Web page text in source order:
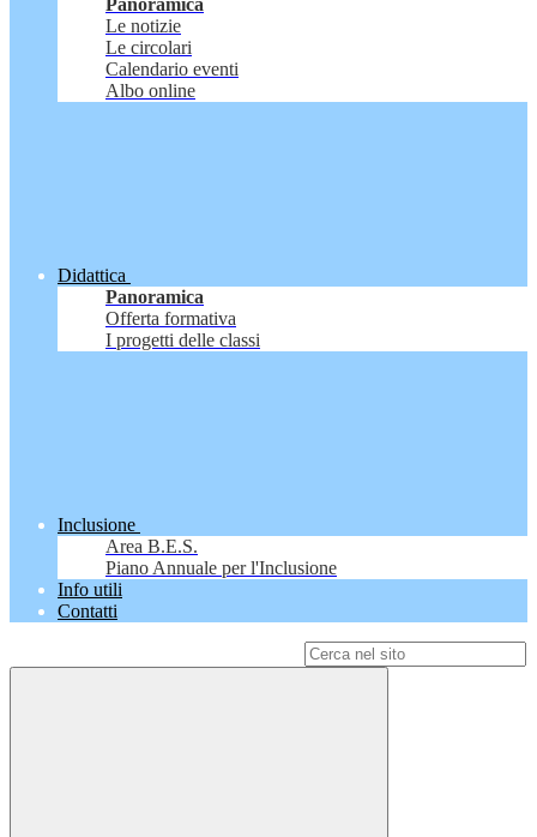
Panoramica
Le notizie
Le circolari
Calendario eventi
Albo online
Didattica
Panoramica
Offerta formativa
I progetti delle classi
Inclusione
Area B.E.S.
Piano Annuale per l'Inclusione
Info utili
Contatti